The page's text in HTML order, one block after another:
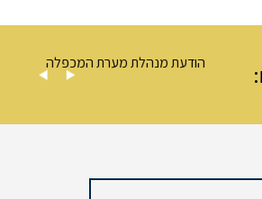
הודעת מנהלת מערת המכפלה